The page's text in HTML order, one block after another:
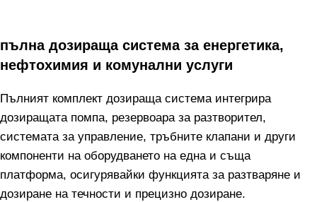
пълна дозираща система за енергетика,
нефтохимия и комунални услуги
Пълният комплект дозираща система интегрира
дозиращата помпа, резервоара за разтворител,
системата за управление, тръбните клапани и други
компоненти на оборудването на една и съща
платформа, осигурявайки функцията за разтваряне и
дозиране на течности и прецизно дозиране.